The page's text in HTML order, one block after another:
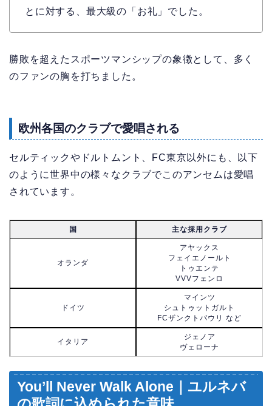
とに対する、最大級の「お礼」でした。
勝敗を超えたスポーツマンシップの象徴として、多く
のファンの胸を打ちました。
欧州各国のクラブで愛唱される
セルティックやドルトムント、FC東京以外にも、以下
のように世界中の様々なクラブでこのアンセムは愛唱
されています。
国 主な採用クラブ
オランダ
アヤックス
フェイエノールト
トゥエンテ
VVVフェンロ
ドイツ
マインツ
シュトゥットガルト
FCザンクトパウリ など
イタリア
ジェノア
ヴェローナ
You’ll Never Walk Alone｜ユルネバ